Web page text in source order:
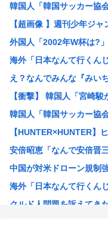
【画像あり】中学生アイ
【画像】『菓子パン』だ
石油もない、鉄もない、
豊臣秀吉と徳川家康 どち
中国、アメリカに対する
【朗報】ジャンプが最も
アップル「よその会社（
日本が長距離巡航ミサイ
【衝撃】ちょｗ AIが勝手
男女共同参画局「女性が
元ＮＨＫ中川安奈アナが
韓国人「韓国サッカー協
【超画像 】週刊少年ジ
外国人「2002年W杯は?
海外「日本なんて行くん
え？なんでみんな『みい
【衝撃】 韓国人「宮崎駿
韓国人「韓国サッカー協
【HUNTER×HUNTER】
安倍昭恵「なんで安倍晋
中国が対米ドローン規制
海外「日本なんて行くん
クルド人問題を訴えてき